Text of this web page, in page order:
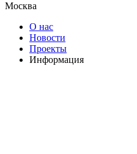
Москва
О нас
Новости
Проекты
Информация